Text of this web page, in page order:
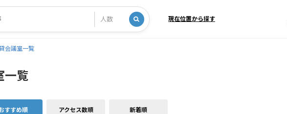
現在位置から探す
会議室一覧
一覧
すすめ順 アクセス数順 新着順